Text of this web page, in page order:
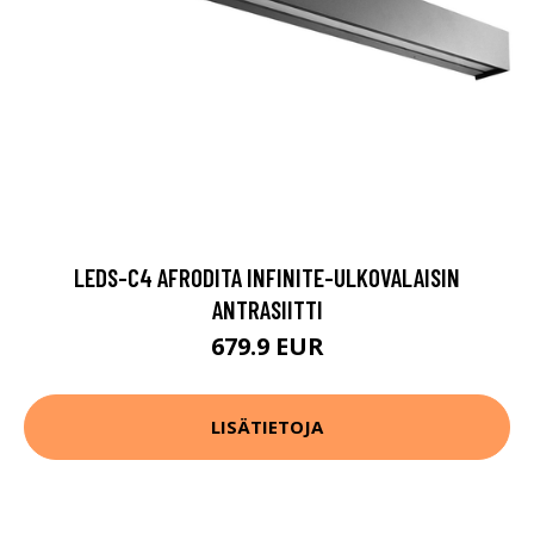
LEDS-C4 AFRODITA INFINITE-ULKOVALAISIN
ANTRASIITTI
679.9 EUR
LISÄTIETOJA